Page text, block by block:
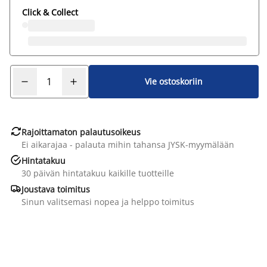
Click & Collect
Vie ostoskoriin
Rajoittamaton palautusoikeus
Ei aikarajaa - palauta mihin tahansa JYSK-myymälään
Hintatakuu
30 päivän hintatakuu kaikille tuotteille
Joustava toimitus
Sinun valitsemasi nopea ja helppo toimitus